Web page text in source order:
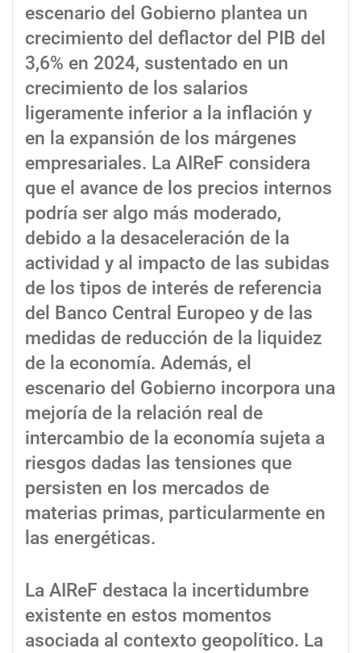
escenario del Gobierno plantea un
crecimiento del deflactor del PIB del
3,6% en 2024, sustentado en un
crecimiento de los salarios
ligeramente inferior a la inflación y
en la expansión de los márgenes
empresariales. La AIReF considera
que el avance de los precios internos
podría ser algo más moderado,
debido a la desaceleración de la
actividad y al impacto de las subidas
de los tipos de interés de referencia
del Banco Central Europeo y de las
medidas de reducción de la liquidez
de la economía. Además, el
escenario del Gobierno incorpora una
mejoría de la relación real de
intercambio de la economía sujeta a
riesgos dadas las tensiones que
persisten en los mercados de
materias primas, particularmente en
las energéticas.
La AIReF destaca la incertidumbre
existente en estos momentos
asociada al contexto geopolítico. La